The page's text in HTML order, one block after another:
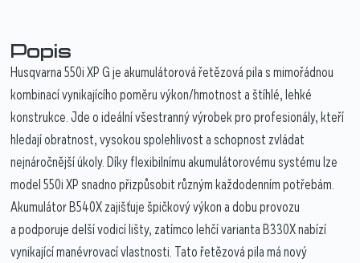
Popis
Husqvarna 550i XP G je akumulátorová řetězová pila s mimořádnou
kombinací vynikajícího poměru výkon/hmotnost a štíhlé, lehké
konstrukce. Jde o ideální všestranný výrobek pro profesionály, kteří
hledají obratnost, vysokou spolehlivost a schopnost zvládat
nejnáročnější úkoly. Díky flexibilnímu akumulátorovému systému lze
model 550i XP snadno přizpůsobit různým každodenním potřebám.
Akumulátor B540X zajišťuje špičkový výkon a dobu provozu
a podporuje delší vodicí lišty, zatímco lehčí varianta B330X nabízí
vynikající manévrovací vlastnosti. Tato řetězová pila má nový